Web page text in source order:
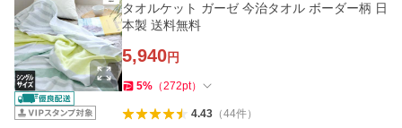
タオルケット ガーゼ 今治タオル ボーダー柄 日
本製 送料無料
5,940円
5% （272pt）
4.43（44件）